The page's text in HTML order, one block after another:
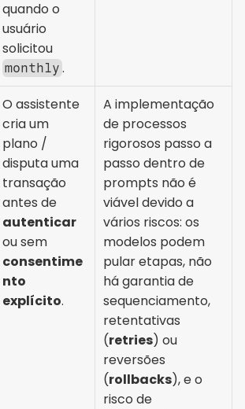
quando o
usuário
monthly .
O assistente
cria um
plano /
disputa uma
transação
autenticar
consentime
nto
explícito.
A implementação
de processos
rigorosos passo a
passo dentro de
prompts não é
viável devido a
vários riscos: os
modelos podem
pular etapas, não
há garantia de
sequenciamento,
retentativas
(retries) ou
reversões
(rollbacks), e o